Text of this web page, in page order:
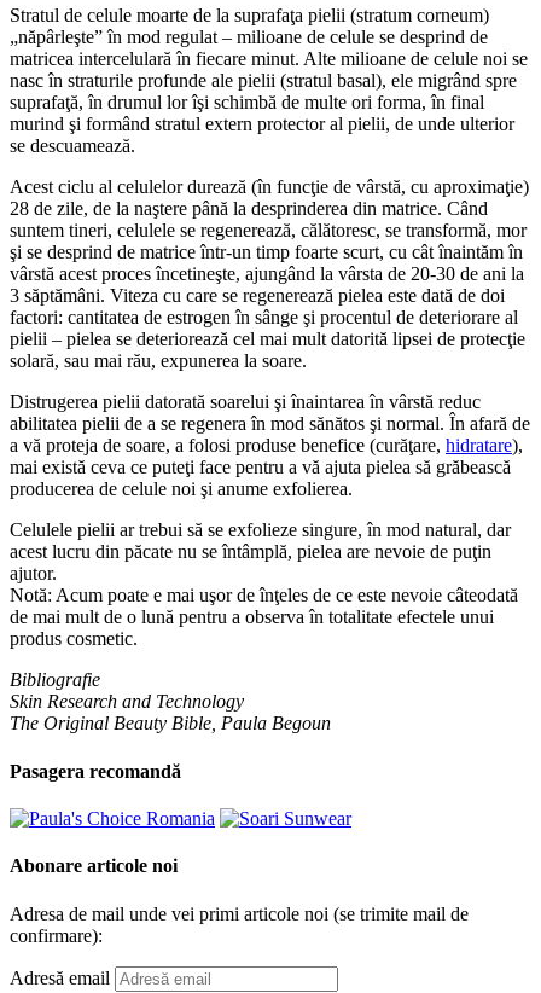
Stratul de celule moarte de la suprafaţa pielii (stratum corneum)
„năpârleşte” în mod regulat – milioane de celule se desprind de
matricea intercelulară în fiecare minut. Alte milioane de celule noi se
nasc în straturile profunde ale pielii (stratul basal), ele migrând spre
suprafaţă, în drumul lor îşi schimbă de multe ori forma, în final
murind şi formând stratul extern protector al pielii, de unde ulterior
se descuamează.
Acest ciclu al celulelor durează (în funcţie de vârstă, cu aproximaţie)
28 de zile, de la naştere până la desprinderea din matrice. Când
suntem tineri, celulele se regenerează, călătoresc, se transformă, mor
şi se desprind de matrice într-un timp foarte scurt, cu cât înaintăm în
vârstă acest proces încetineşte, ajungând la vârsta de 20-30 de ani la
3 săptămâni. Viteza cu care se regenerează pielea este dată de doi
factori: cantitatea de estrogen în sânge şi procentul de deteriorare al
pielii – pielea se deteriorează cel mai mult datorită lipsei de protecţie
solară, sau mai rău, expunerea la soare.
Distrugerea pielii datorată soarelui şi înaintarea în vârstă reduc
abilitatea pielii de a se regenera în mod sănătos şi normal. În afară de
a vă proteja de soare, a folosi produse benefice (curăţare, hidratare),
mai există ceva ce puteţi face pentru a vă ajuta pielea să grăbească
producerea de celule noi şi anume exfolierea.
Celulele pielii ar trebui să se exfolieze singure, în mod natural, dar
acest lucru din păcate nu se întâmplă, pielea are nevoie de puţin
ajutor.
Notă: Acum poate e mai uşor de înţeles de ce este nevoie câteodată
de mai mult de o lună pentru a observa în totalitate efectele unui
produs cosmetic.
Bibliografie
Skin Research and Technology
The Original Beauty Bible, Paula Begoun
Pasagera recomandă
Abonare articole noi
Adresa de mail unde vei primi articole noi (se trimite mail de
confirmare):
Adresă email